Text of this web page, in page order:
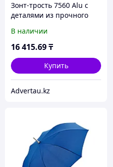
Зонт-трость 7560 Alu с
деталями из прочного
нейви
В наличии
16 415.69₸
Купить
Advertau.kz